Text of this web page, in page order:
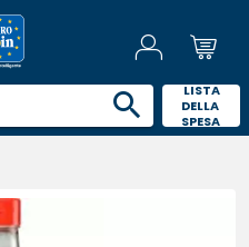
LISTA
DELLA
SPESA